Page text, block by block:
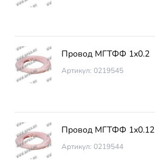
Провод МГТФФ 1х0.2
Артикул: 0219545
Провод МГТФФ 1х0.12
Артикул: 0219544